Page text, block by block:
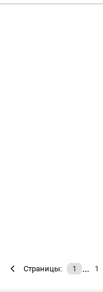
Страницы: 1 … 1